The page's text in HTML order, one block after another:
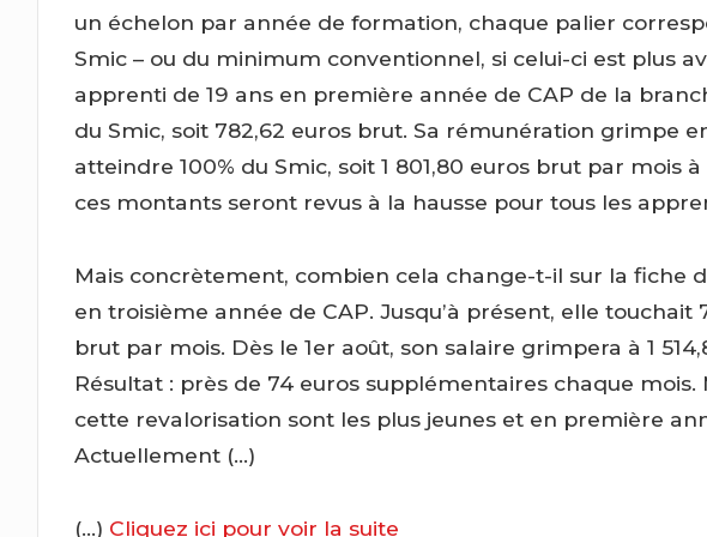
un échelon par année de formation, chaque palier
Smic – ou du minimum conventionnel, si celui-ci est plus
apprenti de 19 ans en première année de CAP de la
du Smic, soit 782,62 euros brut. Sa rémunération grimpe
atteindre100% du Smic, soit 1 801,80 euros brut par mois
ces montants seront revus à la hausse pour tous les
Mais concrètement, combien cela change-t-il sur la fiche
en troisième année de CAP. Jusqu’à présent, elle touchait
brut par mois. Dès le 1er août, son salaire grimpera à 1
Résultat : près de 74 euros supplémentaires chaque
cette revalorisation sont les plus jeunes et en première
Actuellement (…)
(…) Cliquez ici pour voir la suite